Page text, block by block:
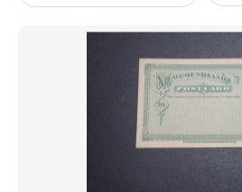
Provincias (...-1949)
Activas
Precios fijos
Subasta con ofertas
Subastas sin pujas
Casa de subastas